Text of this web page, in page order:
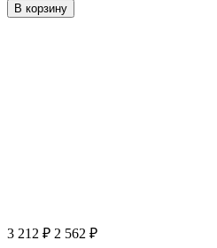
В корзину
3 212 ₽ 2 562 ₽